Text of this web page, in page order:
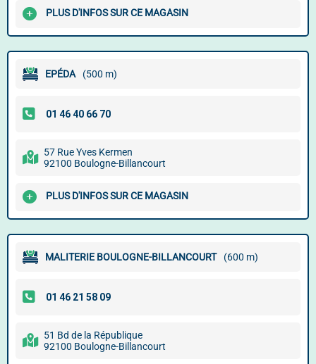
PLUS D'INFOS SUR CE MAGASIN
EPÉDA (500 m)
57 Rue Yves Kermen
92100 Boulogne-Billancourt
PLUS D'INFOS SUR CE MAGASIN
MALITERIE BOULOGNE-BILLANCOURT (600 m)
51 Bd de la République
92100 Boulogne-Billancourt